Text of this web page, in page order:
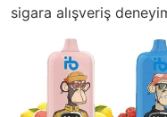
sigara alışveriş